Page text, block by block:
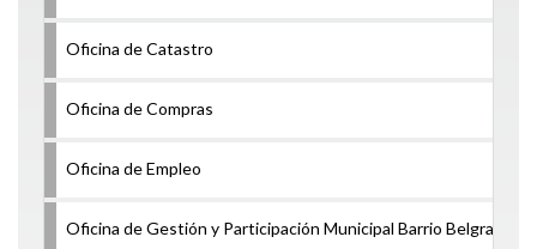
Oficina de Catastro
Oficina de Compras
Oficina de Empleo
Oficina de Gestión y Participación Municipal Barrio Belgrano